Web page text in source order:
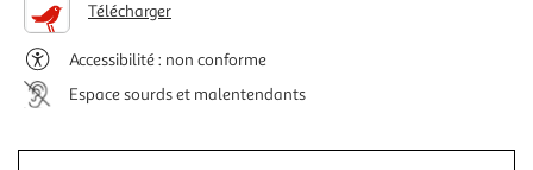
Télécharger
Accessibilité : non conforme
Espace sourds et malentendants